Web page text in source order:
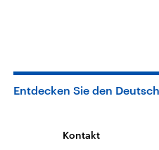
Entdecken Sie den
Kontakt